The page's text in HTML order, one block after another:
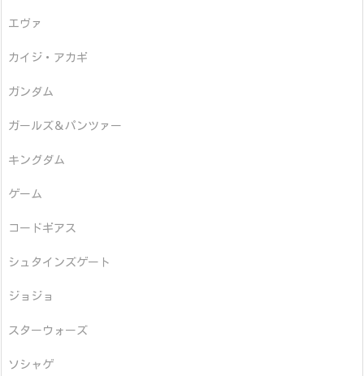
エヴァ
カイジ・アカギ
ガンダム
ガールズ＆パンツァー
キングダム
ゲーム
コードギアス
シュタインズゲート
ジョジョ
スターウォーズ
ソシャゲ